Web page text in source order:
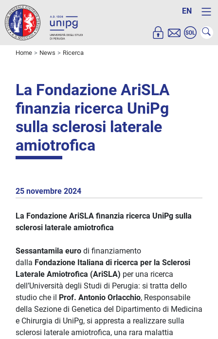
EN
Home News Ricerca
La Fondazione AriSLA
finanzia ricerca UniPg
sulla sclerosi laterale
amiotrofica
25 novembre 2024
La Fondazione AriSLA finanzia ricerca UniPg sulla
sclerosi laterale amiotrofica
Sessantamila euro di finanziamento
dalla Fondazione Italiana di ricerca per la Sclerosi
Laterale Amiotrofica (AriSLA) per una ricerca
dell’Università degli Studi di Perugia: si tratta dello
studio che il
Prof. Antonio Orlacchio, Responsabile
della Sezione di Genetica del Dipartimento di Medicina
e Chirurgia di UniPg, si appresta a realizzare sulla
sclerosi laterale amiotrofica, una rara malattia